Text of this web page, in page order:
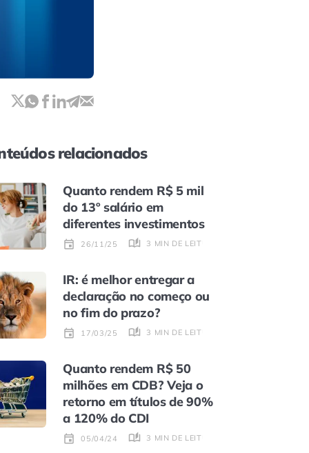
relacionados
Quanto rendem R$ 5 mil
do 13º salário em
diferentes investimentos
26/11/25 3 MIN DE LEITURA
IR: é melhor entregar a
declaração no começo ou
no fim do prazo?
17/03/25 3 MIN DE LEITURA
Quanto rendem R$ 50
milhões em CDB? Veja o
retorno em títulos de 90%
a 120% do CDI
05/04/24 3 MIN DE LEITURA